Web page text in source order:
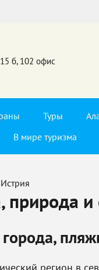
б, 102 офис
Туры
В мире туризма
природа